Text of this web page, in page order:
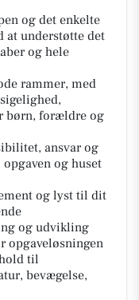
og det enkelte
at understøtte det
og hele
rammer, med
børn, forældre og
ansvar og
og huset
og lyst til dit
og udvikling
opgaveløsningen
til
bevægelse,